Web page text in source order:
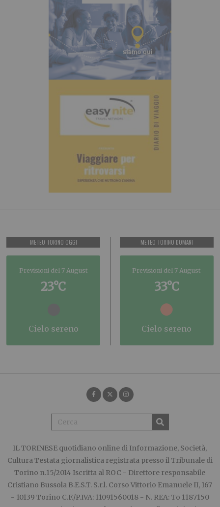
METEO TORINO OGGI
Previsioni del 7 August
23°C
cielo sereno
METEO TORINO DOMANI
Previsioni del 7 August
33°C
cielo sereno
IL TORINESE quotidiano online di Informazione, Società,
Cultura Testata giornalistica registrata presso il Tribunale di
Torino n.15/2014 Iscritta al ROC - Direttore responsabile
Cristiano Bussola B.E.S.T. S.r.l. Corso Vittorio Emanuele II, 167
- 10139 Torino C.F./P.IVA: 11091560018 - N. REA: To 1187150